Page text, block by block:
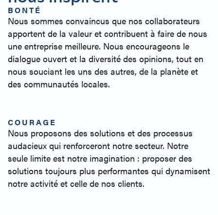
BONTÉ
Nous sommes convaincus que nos collaborateurs
apportent de la valeur et contribuent à faire de nous
une entreprise meilleure. Nous encourageons le
dialogue ouvert et la diversité des opinions, tout en
nous souciant les uns des autres, de la planète et
des communautés locales.
COURAGE
Nous proposons des solutions et des processus
audacieux qui renforceront notre secteur. Notre
seule limite est notre imagination : proposer des
solutions toujours plus performantes qui dynamisent
notre activité et celle de nos clients.